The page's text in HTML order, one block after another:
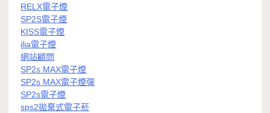
RELX電子煙
SP2S電子煙
KISS電子煙
ilia電子煙
網站顧問
SP2s MAX電子煙
SP2s MAX電子煙彈
SP2s電子煙
sps2拋棄式電子菸